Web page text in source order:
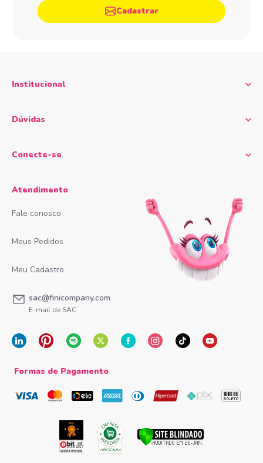
Cadastrar
Institucional
Dúvidas
Conecte-se
Atendimento
Fale conosco
Meus Pedidos
Meu Cadastro
sac@finicompany.com
E-mail de SAC
Formas de Pagamento